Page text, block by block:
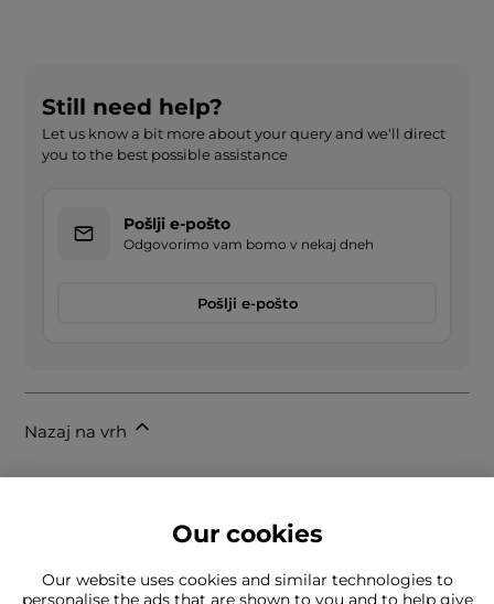
Still need help?
Let us know a bit more about your query and we'll direct
you to the best possible assistance
Pošlji e-pošto
Odgovorimo vam bomo v nekaj dneh
Pošlji e-pošto
Nazaj na vrh
Our cookies
Our website uses cookies and similar technologies to
personalise the ads that are shown to you and to help give